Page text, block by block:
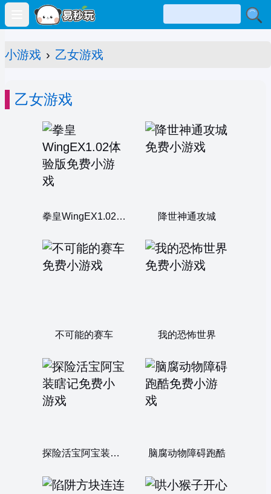
Open main menu
小游戏 › 乙女游戏
乙女游戏
拳皇WingEX1.02体验版 降世神通攻城
不可能的赛车 我的恐怖世界
探险活宝阿宝装瞎记 脑腐动物障碍跑酷